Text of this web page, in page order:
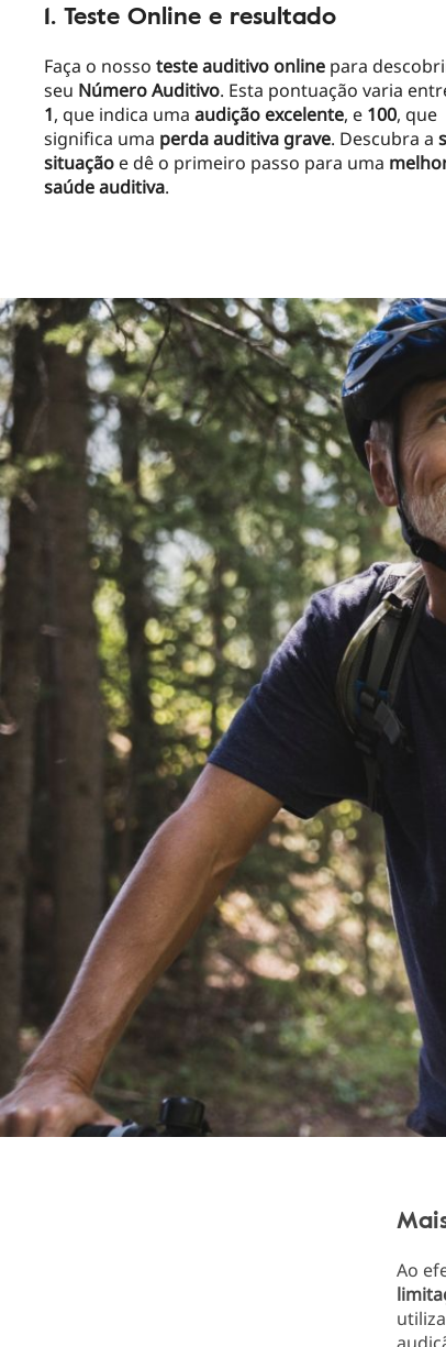
1. Teste Online e resultado
Faça o nosso testeauditivo online para
seu NúmeroAuditivo. Esta pontuação varia
1, que indica uma audição excelente, e 100, que
significa uma perdaauditivagrave. Descubra a
situação e dê o primeiro passo para uma
saúdeauditiva.
Ao